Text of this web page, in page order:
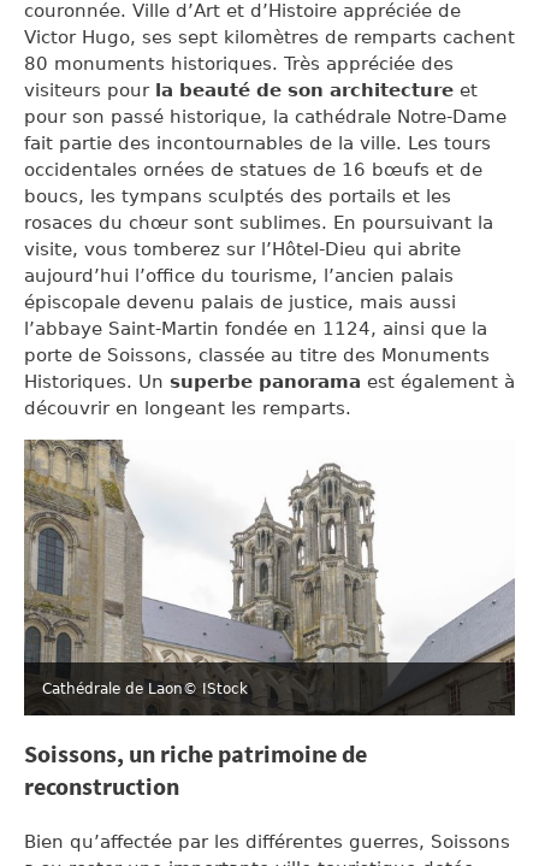
couronnée. Ville d’Art et d’Histoire appréciée de
Victor Hugo, ses sept kilomètres de remparts cachent
80 monuments historiques. Très appréciée des
visiteurs pour la beauté de son architecture et
pour son passé historique, la cathédrale Notre-Dame
fait partie des incontournables de la ville. Les tours
occidentales ornées de statues de 16 bœufs et de
boucs, les tympans sculptés des portails et les
rosaces du chœur sont sublimes. En poursuivant la
visite, vous tomberez sur l’Hôtel-Dieu qui abrite
aujourd’hui l’office du tourisme, l’ancien palais
épiscopale devenu palais de justice, mais aussi
l’abbaye Saint-Martin fondée en 1124, ainsi que la
porte de Soissons, classée au titre des Monuments
Historiques. Un superbe panorama est également à
découvrir en longeant les remparts.
Cathédrale de Laon© IStock
Soissons, un riche patrimoine de
reconstruction
Bien qu’affectée par les différentes guerres, Soissons